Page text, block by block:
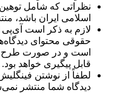
نظراتی که شامل
اسلامی ایران باشد،
لازم به ذکر است
حقوقی محتوای
است و در صورت طرح
قابل پیگیری خواهد بود.
لطفاً از نوشتن
دیدگاه شما منتشر